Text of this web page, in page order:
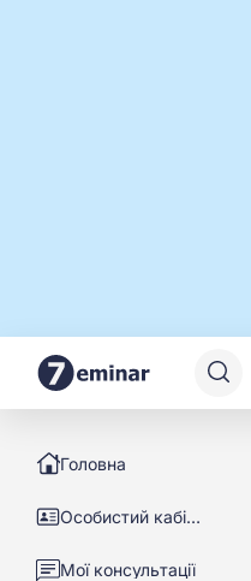
Головна
Особистий кабінет
Мої консультації